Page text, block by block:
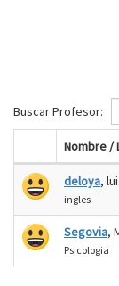
Buscar Profesor:
Nombre /
deloya,
ingles
Segovia,
Psicologia